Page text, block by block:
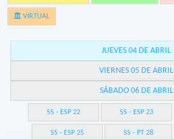
VIRTUAL
JUEVES 04 DE ABRIL
VIERNES 05 DE ABRIL
SÁBADO 06 DE ABRIL
SS - ESP 22 SS - ESP 23
SS - ESP 25 SS - PT 28